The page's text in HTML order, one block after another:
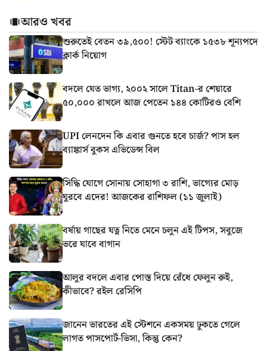
আরও খবর
শুরুতেই বেতন ৩৯,৫০০! স্টেট ব্যাংকে ১৫৩৮ শূন্যপদে
ক্লার্ক নিয়োগ
বদলে যেত ভাগ্য, ২০০২ সালে Titan-র শেয়ারে
৫০,০০০ রাখলে আজ পেতেন ১৪৪ কোটিরও বেশি
UPI লেনদেন কি এবার গুনতে হবে চার্জ? পাস হল
ব্যাঙ্কার্স বুকস এভিডেন্স বিল
সিদ্ধি যোগে সোনায় সোহাগা ৩ রাশি, ভাগ্যের মোড়
ঘুরবে এদের! আজকের রাশিফল (১১ জুলাই)
বর্ষায় গাছের যত্ন নিতে মেনে চলুন এই টিপস, সবুজে
ভরে যাবে বাগান
আলুর বদলে এবার পোস্ত দিয়ে রেঁধে ফেলুন রুই,
কীভাবে? রইল রেসিপি
জানেন ভারতের এই স্টেশনে একসময় ঢুকতে গেলে
লাগত পাসপোর্ট-ভিসা, কিন্তু কেন?